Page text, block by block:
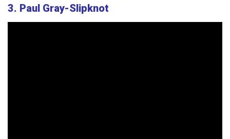
3. Paul Gray-Slipknot